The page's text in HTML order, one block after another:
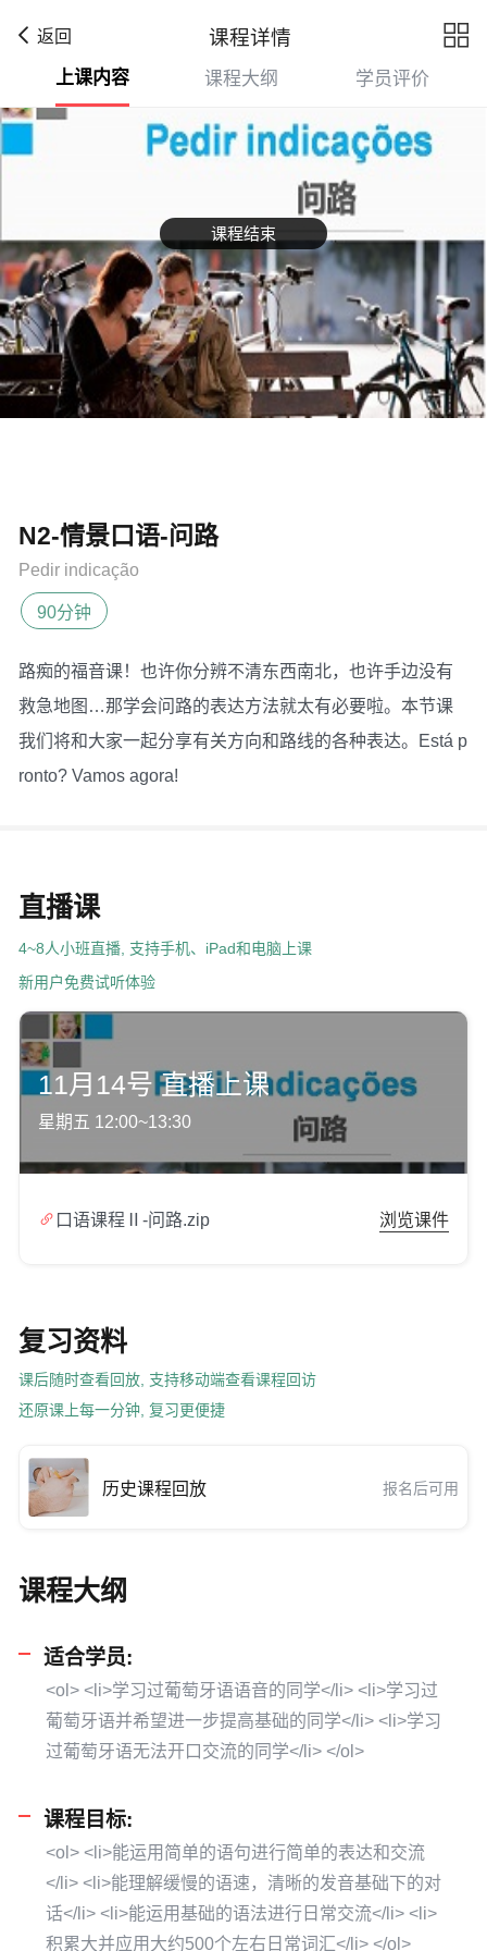
返回 课程详情 
课程结束
上课内容 课程大纲 学员评价
N2-情景口语-问路
Pedir indicação
90分钟
路痴的福音课！也许你分辨不清东西南北，也许手边没有
救急地图…那学会问路的表达方法就太有必要啦。本节课
我们将和大家一起分享有关方向和路线的各种表达。Está p
ronto? Vamos agora!
直播课
4~8人小班直播, 支持手机、iPad和电脑上课
新用户免费试听体验
11月14号 直播上课
星期五 12:00~13:30
 口语课程Ⅱ-问路.zip 浏览课件
复习资料
课后随时查看回放, 支持移动端查看课程回访
还原课上每一分钟, 复习更便捷
历史课程回放 报名后可用
课程大纲
适合学员:
<ol> <li>学习过葡萄牙语语音的同学</li> <li>学习过
葡萄牙语并希望进一步提高基础的同学</li> <li>学习
过葡萄牙语无法开口交流的同学</li> </ol>
课程目标:
<ol> <li>能运用简单的语句进行简单的表达和交流
</li> <li>能理解缓慢的语速，清晰的发音基础下的对
话</li> <li>能运用基础的语法进行日常交流</li> <li>
积累大并应用大约500个左右日常词汇</li> </ol>